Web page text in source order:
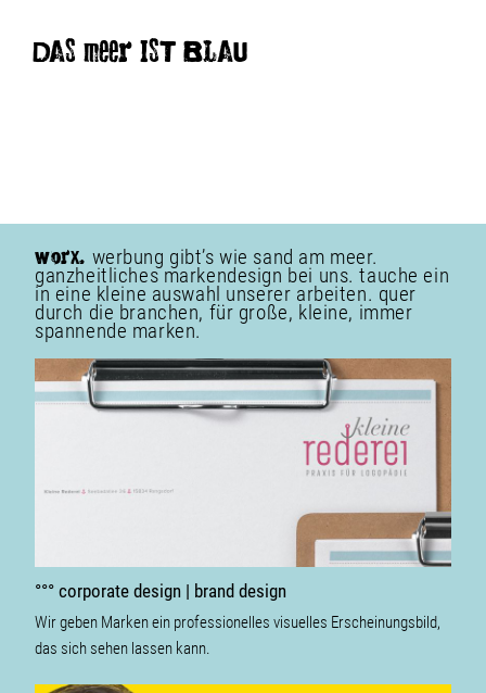
DAS meer IST BLAU
WorX. werbung gibt’s wie sand am meer.
ganzheitliches markendesign bei uns. tauche ein
in eine kleine auswahl unserer arbeiten. quer
durch die branchen, für große, kleine, immer
spannende marken.
°°° corporate design | brand design
Wir geben Marken ein professionelles visuelles Erscheinungsbild,
das sich sehen lassen kann.